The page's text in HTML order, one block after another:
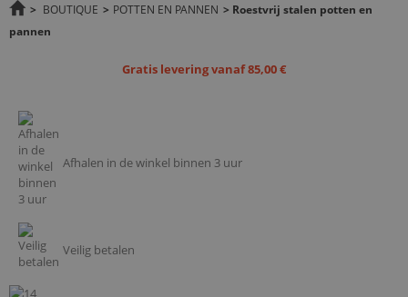
> BOUTIQUE > POTTEN EN PANNEN > Roestvrij stalen potten en
pannen
Gratis levering vanaf 85,00 €
Afhalen in de winkel binnen 3 uur
Veilig betalen